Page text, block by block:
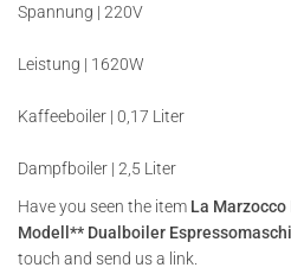
Spannung | 220V
Leistung | 1620W
Kaffeeboiler | 0,17 Liter
Dampfboiler | 2,5 Liter
Have you seen the item La
Modell** Dualboiler
touch and send us a link.